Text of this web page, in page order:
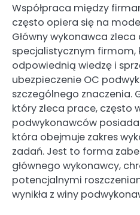
Współpraca między
często opiera się na
Główny wykonawca
specjalistycznym firmom,
odpowiednią wiedzę i
ubezpieczenie OC
szczególnego znaczenia.
który zleca prace, często
podwykonawców
która obejmuje zakres
zadań. Jest to forma
głównego wykonawcy,
potencjalnymi
wynikła z winy